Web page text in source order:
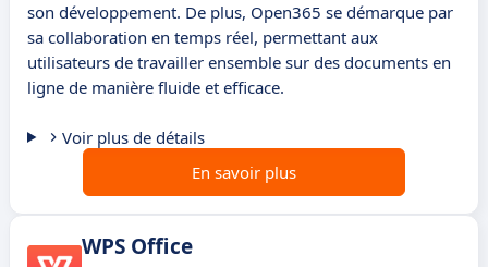
son développement. De plus, Open365 se démarque par
sa collaboration en temps réel, permettant aux
utilisateurs de travailler ensemble sur des documents en
ligne de manière fluide et efficace.
Voir plus de détails
En savoir plus
WPS Office